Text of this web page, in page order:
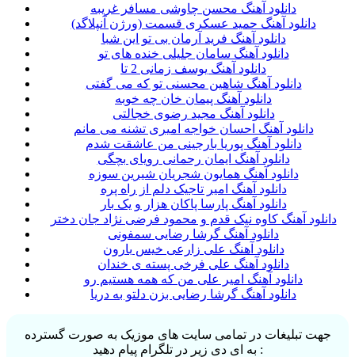
دانلود آهنگ محسن چاوشی مسافر غریبه
دانلود آهنگ حمید عسکری قسمت (ورژن آنپلاگد)
دانلود آهنگ فرید آرمان بی تو این شبا
دانلود آهنگ سامان جلیلی خنده های تو
دانلود آهنگ یوسف زمانی 2 تا
دانلود آهنگ شاهین محسنی تو که می گفتی
دانلود آهنگ پیمان خان چه خوبه
دانلود آهنگ مجید رضوی خجالتی
دانلود آهنگ احسان خواجه امیری تشنه می مانم
دانلود آهنگ پوریا بارجینی من عاشقت شدم
دانلود آهنگ ایمان رحمانی رویای بچگی
دانلود آهنگ همایون شجریان شیرین سوزه
دانلود آهنگ امیر تاجیک دلم از راه پره
دانلود آهنگ پارسا پاکان هزار و یک بار
دانلود آهنگ کاوه نیک قدم و محمود فرضی نژاد جان دختر
دانلود آهنگ گرشا رضایی سمفونی
دانلود آهنگ علی زارعی خیس بارون
دانلود آهنگ علی فرخی پسته ی خندان
دانلود آهنگ امیر علی من که همه هستیم رو
دانلود آهنگ گرشا رضایی بزن دلتو به دریا
جهت تبلیغات در تمامی سایت های موزیک به صورت گسترده
به ای دی زیر در تلگرام پیام دهید :